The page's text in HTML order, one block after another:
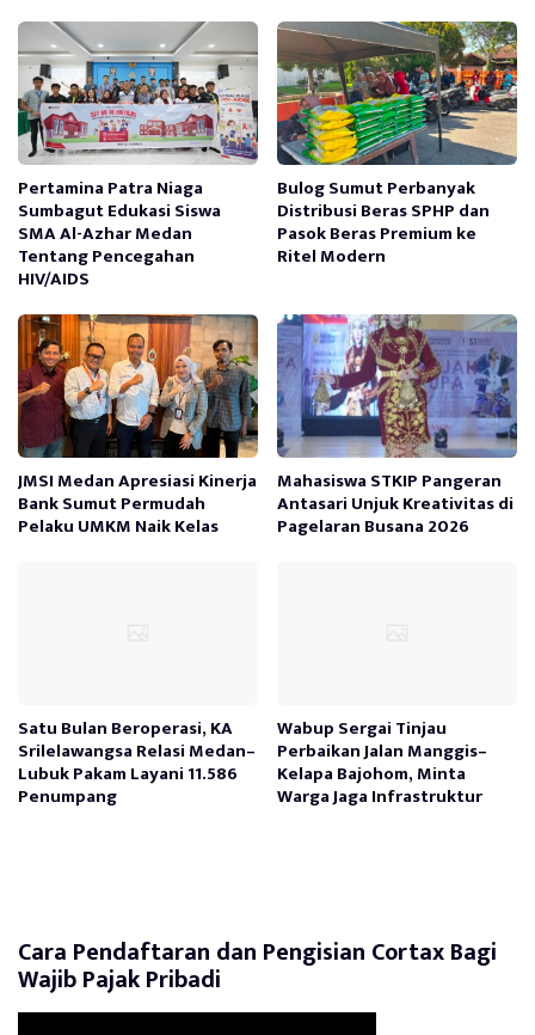
Pertamina Patra Niaga
Sumbagut Edukasi Siswa
SMA Al-Azhar Medan
Tentang Pencegahan
HIV/AIDS
Bulog Sumut Perbanyak
Distribusi Beras SPHP dan
Pasok Beras Premium ke
Ritel Modern
JMSI Medan Apresiasi Kinerja
Bank Sumut Permudah
Pelaku UMKM Naik Kelas
Mahasiswa STKIP Pangeran
Antasari Unjuk Kreativitas di
Pagelaran Busana 2026
Satu Bulan Beroperasi, KA
Srilelawangsa Relasi Medan–
Lubuk Pakam Layani 11.586
Penumpang
Wabup Sergai Tinjau
Perbaikan Jalan Manggis–
Kelapa Bajohom, Minta
Warga Jaga Infrastruktur
Cara Pendaftaran dan Pengisian Cortax Bagi
Wajib Pajak Pribadi